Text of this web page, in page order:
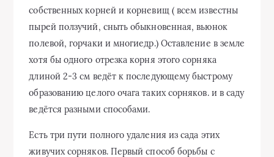
собственных корней и корневищ ( всем известны
пырей ползучий, сныть обыкновенная, вьюнок
полевой, горчаки и многиедр.) Оставление в земле
хотя бы одного отрезка корня этого сорняка
длиной 2-3 см ведёт к последующему быстрому
образованию целого очага таких сорняков. и в саду
ведётся разными способами.
Есть три пути полного удаления из сада этих
живучих сорняков. Первый способ борьбы с